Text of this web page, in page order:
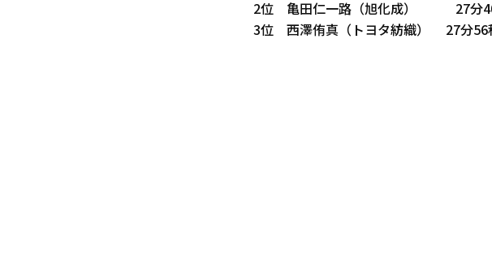
2位 亀田仁一路（旭化成） 27分
3位 西澤侑真（トヨタ紡織） 27分56